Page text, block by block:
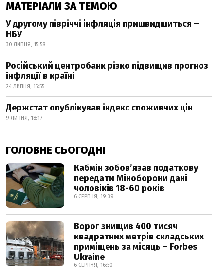
МАТЕРІАЛИ ЗА ТЕМОЮ
У другому півріччі інфляція пришвидшиться –
НБУ
30 ЛИПНЯ, 15:58
Російський центробанк різко підвищив прогноз
інфляції в країні
24 ЛИПНЯ, 15:55
Держстат опублікував індекс споживчих цін
9 ЛИПНЯ, 18:17
ГОЛОВНЕ СЬОГОДНІ
Кабмін зобовʼязав податкову
передати Міноборони дані
чоловіків 18-60 років
6 СЕРПНЯ, 19:39
Ворог знищив 400 тисяч
квадратних метрів складських
приміщень за місяць – Forbes
Ukraine
6 СЕРПНЯ, 16:50